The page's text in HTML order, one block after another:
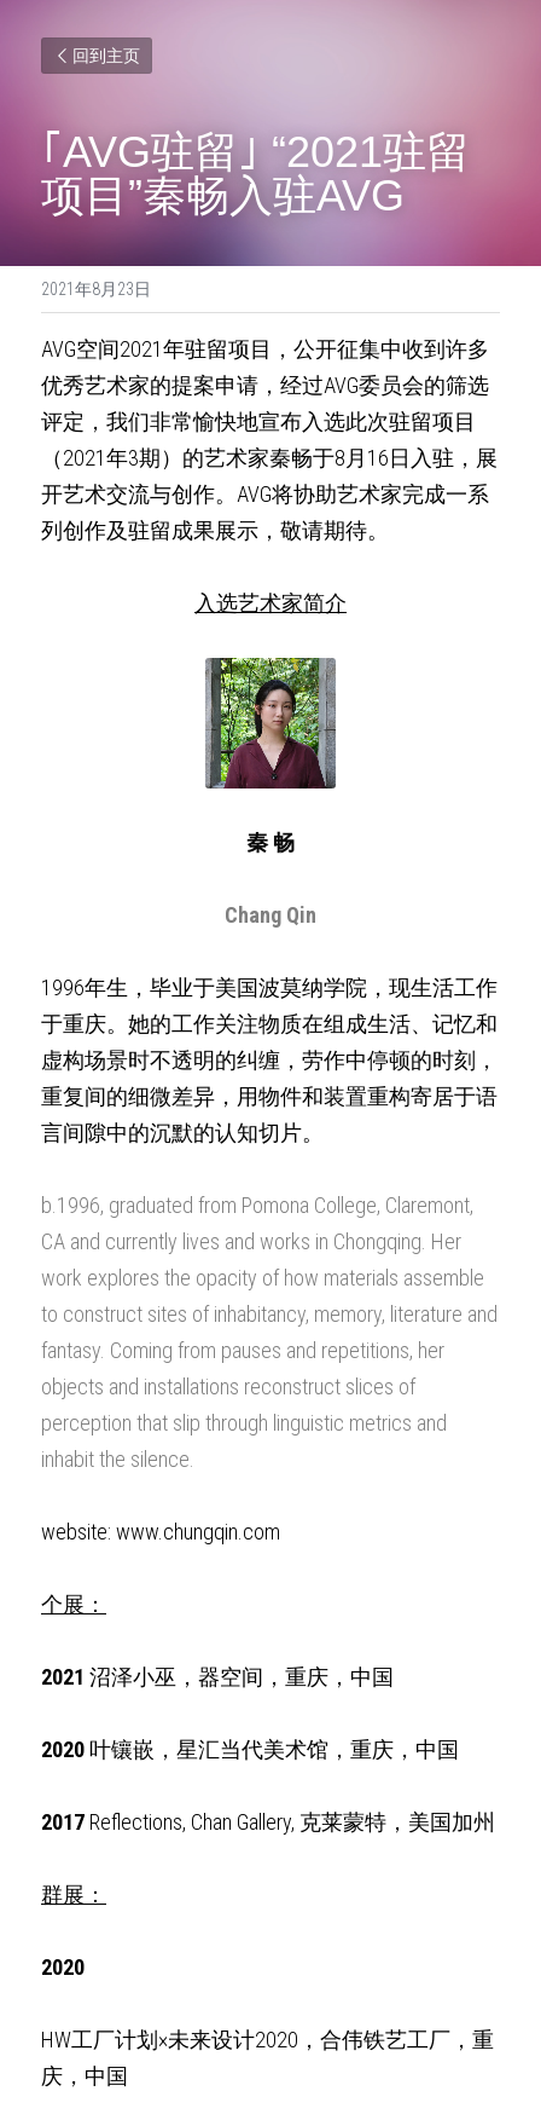
回到主页
｢AVG驻留｣ “2021驻留
项目”秦畅入驻AVG
2021年8月23日
AVG空间2021年驻留项目，公开征集中收到许多
优秀艺术家的提案申请，经过AVG委员会的筛选
评定，我们非常愉快地宣布入选此次驻留项目
（2021年3期）的艺术家秦畅于8月16日入驻，展
开艺术交流与创作。AVG将协助艺术家完成一系
列创作及驻留成果展示，敬请期待。
入选艺术家简介
秦 畅
Chang Qin
1996年生，毕业于美国波莫纳学院，现生活工作
于重庆。她的工作关注物质在组成生活、记忆和
虚构场景时不透明的纠缠，劳作中停顿的时刻，
重复间的细微差异，用物件和装置重构寄居于语
言间隙中的沉默的认知切片。
b.1996, graduated from Pomona College, Claremont,
CA and currently lives and works in Chongqing. Her
work explores the opacity of how materials assemble
to construct sites of inhabitancy, memory, literature and
fantasy. Coming from pauses and repetitions, her
objects and installations reconstruct slices of
perception that slip through linguistic metrics and
inhabit the silence.
website: www.chungqin.com
个展：
2021 沼泽小巫，器空间，重庆，中国
2020叶镶嵌，星汇当代美术馆，重庆，中国
2017 Reflections, Chan Gallery, 克莱蒙特，美国加州
群展：
2020
HW工厂计划×未来设计2020，合伟铁艺工厂，重
庆，中国